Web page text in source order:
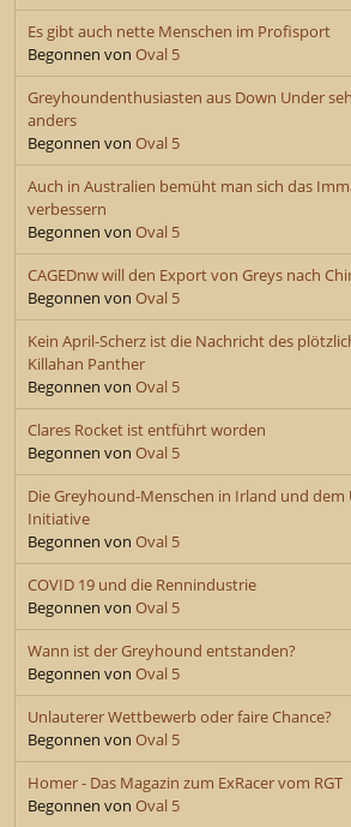
Es gibt auch nette Menschen im Profisport
Begonnen von Oval 5
Greyhoundenthusiasten aus Down Under
anders
Begonnen von Oval 5
Auch in Australien bemüht man sich das
verbessern
Begonnen von Oval 5
CAGEDnw will den Export von Greys nach
Begonnen von Oval 5
Kein April-Scherz ist die Nachricht des
Killahan Panther
Begonnen von Oval 5
Clares Rocket ist entführt worden
Begonnen von Oval 5
Die Greyhound-Menschen in Irland und dem
Initiative
Begonnen von Oval 5
COVID 19 und die Rennindustrie
Begonnen von Oval 5
Wann ist der Greyhound entstanden?
Begonnen von Oval 5
Unlauterer Wettbewerb oder faire Chance?
Begonnen von Oval 5
Homer - Das Magazin zum ExRacer vom RGT
Begonnen von Oval 5